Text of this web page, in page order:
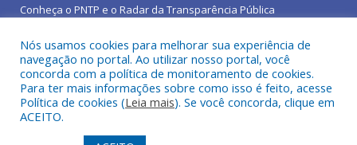
Conheça o PNTP e o Radar da Transparência Pública
Todos os direitos reservados a Prefeitura Municipal de São João
do Araguaia.
Nós usamos cookies para melhorar sua experiência de
navegação no portal. Ao utilizar nosso portal, você
concorda com a política de monitoramento de cookies.
Para ter mais informações sobre como isso é feito, acesse
Política de cookies (Leia mais). Se você concorda, clique em
ACEITO.